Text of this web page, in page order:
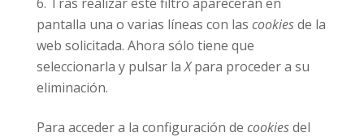
pantalla una o varias líneas con las cookiesde la
web solicitada. Ahora sólo tiene que
seleccionarla y pulsar laXpara proceder a su
eliminación.
Para acceder a la configuración de cookiesdel